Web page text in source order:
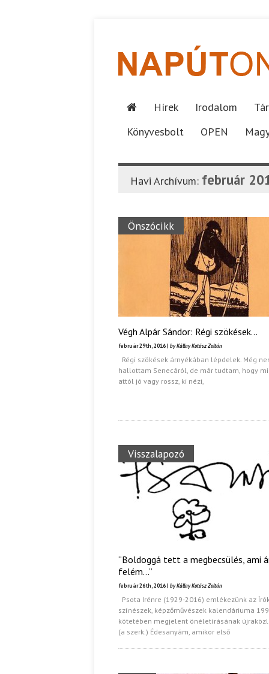
Hírek Irodalom
Könyvesbolt
OPEN
Havi Archívum: február
Önszócikk
Végh Alpár Sándor: Régi szökések…
február 29th, 2016 | by Kállay Kotász Zoltán
Régi szökések árnyékában lépdelek. Még
hallottam Senecáról, de már tudtam, hogy
attól jó vagy rossz, ki nézi,
Visszalapozó
“Boldoggá tett a megbecsülés, ami
felém…”
február 26th, 2016 | by Kállay Kotász Zoltán
Psota Irénre (1929-2016) emlékezünk az
színészek, képzőművészek kalendáriuma
kötetében megjelent önéletírásának
(a szerk.) Édesanyám, amikor első